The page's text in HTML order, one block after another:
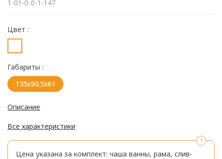
1-01-0-0-1-147
Цвет :
Габариты :
135х90.5х61
Описание
Все характеристики
Цена указана за комплект: чаша ванны, рама, слив-